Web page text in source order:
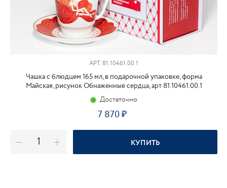
АРТ. 81.10461.00.1
Чашка с блюдцем 165 мл, в подарочной упаковке, форма
Майская, рисунок Обнаженные сердца, арт 81.10461.00.1
Достаточно
7 870
КУПИТЬ